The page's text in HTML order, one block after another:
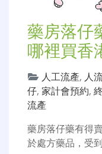
藥房落仔
哪裡買香
人工流產, 人
仔, 家計會預約,
流產
藥房落仔藥有得
於處方藥品，受